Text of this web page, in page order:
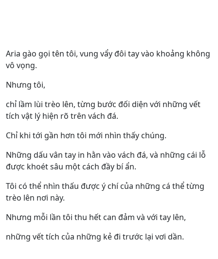
Aria gào gọi tên tôi, vung vẩy đôi tay vào khoảng không
vô vọng.
Nhưng tôi,
chỉ lầm lùi trèo lên, từng bước đối diện với những vết
tích vật lý hiện rõ trên vách đá.
Chỉ khi tới gần hơn tôi mới nhìn thấy chúng.
Những dấu vân tay in hằn vào vách đá, và những cái lỗ
được khoét sâu một cách đầy bí ẩn.
Tôi có thể nhìn thấu được ý chí của những cá thể từng
trèo lên nơi này.
Nhưng mỗi lần tôi thu hết can đảm và với tay lên,
những vết tích của những kẻ đi trước lại vơi dần.